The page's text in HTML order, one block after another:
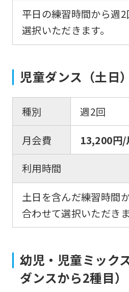
平日の練習時間から週
選択いただきます。
児童ダンス（土日）
種別
週2回
月会費
13,200円/
利用時間
土日を含んだ練習時間
合わせて選択いただきま
幼児・児童ミック
ダンスから2種目）